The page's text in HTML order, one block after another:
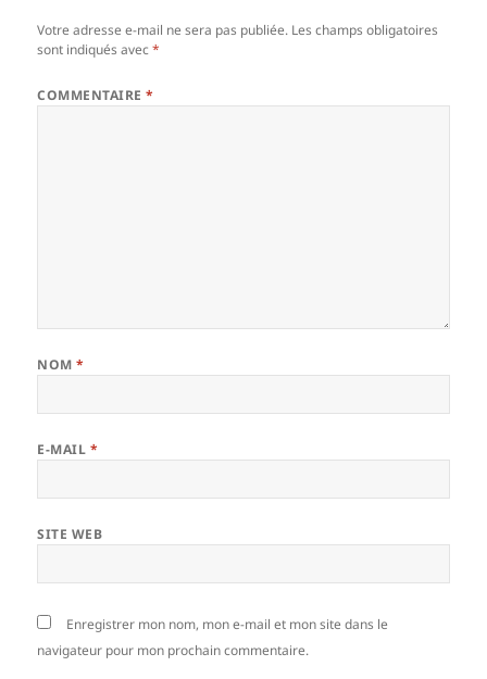
Votre adresse e-mail ne sera pas publiée. Les champs obligatoires
sont indiqués avec*
COMMENTAIRE*
NOM*
E-MAIL *
SITE WEB
Enregistrer mon nom, mon e-mail et mon site dans le
navigateur pour mon prochain commentaire.